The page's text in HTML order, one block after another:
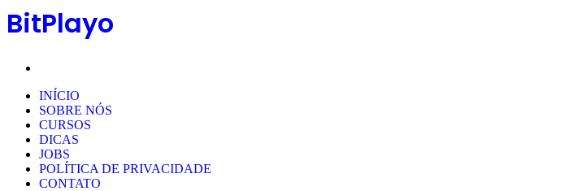
BitPlayo
INÍCIO
SOBRE NÓS
CURSOS
DICAS
JOBS
POLÍTICA DE PRIVACIDADE
CONTATO